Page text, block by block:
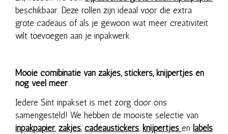
beschikbaar. Deze rollen zijn ideaal voor die extra
grote cadeaus of als je gewoon wat meer creativiteit
wilt toevoegen aan je inpakwerk.
Mooie comibinatie van zakjes, stickers, knijpertjes en
nog veel meer
Iedere Sint inpakset is met zorg door ons
samengesteld! We hebben de mooiste selectie van
inpakpapier, zakjes, cadeaustickers, knijpertjes en labels